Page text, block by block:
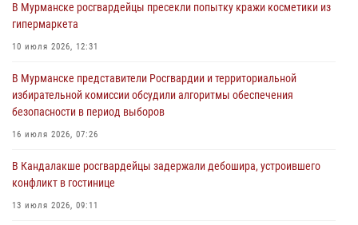
31 июля 2026, 08:48 3
Сотрудники Росгвардии задержали мужчину, не оплатившего счет в
30 июля 2026, 14:09
В Управлении Росгвардии по Мурманской области прошло пожарно-
тактическое занятие совместно с МЧС России
В Мурманске росгвардейцы пресекли попытку кражи косметики из
гипермаркета
10 июля 2026, 12:31
В Мурманске представители Росгвардии и территориальной
избирательной комиссии обсудили алгоритмы обеспечения
безопасности в период выборов
16 июля 2026, 07:26
В Кандалакше росгвардейцы задержали дебошира, устроившего
конфликт в гостинице
13 июля 2026, 09:11